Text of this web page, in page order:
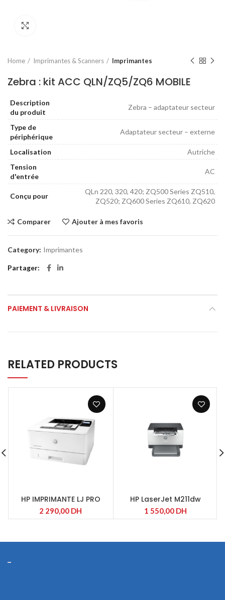
Home Imprimantes & Scanners Imprimantes
Zebra : kit ACC QLN/ZQ5/ZQ6 MOBILE
Description
du produit
Zebra – adaptateur secteur
Type de
périphérique
Adaptateur secteur – externe
Localisation
Autriche
Tension
d'entrée
AC
Conçu pour
QLn 220, 320, 420; ZQ500 Series ZQ510,
ZQ520; ZQ600 Series ZQ610, ZQ620
Comparer Ajouter à mes favoris
Category: Imprimantes
Partager
PAIEMENT & LIVRAISON
RELATED PRODUCTS
HP IMPRIMANTE LJ PRO
M404DN
2 290,00 DH
HP LaserJet M211dw
1 550,00 DH